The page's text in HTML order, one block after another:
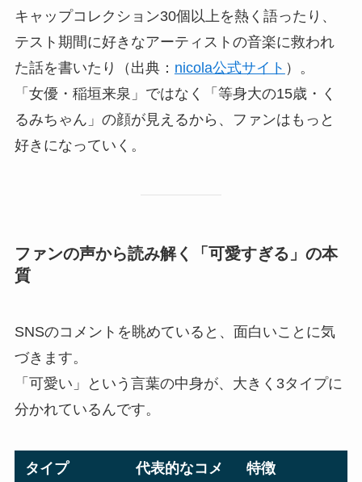
キャップコレクション30個以上を熱く語ったり、
テスト期間に好きなアーティストの音楽に救われ
た話を書いたり（出典： nicola公式サイト ）。
「女優・稲垣来泉」ではなく「等身大の15歳・く
るみちゃん」の顔が見えるから、ファンはもっと
好きになっていく。
ファンの声から読み解く「可愛すぎる」の本
質
SNSのコメントを眺めていると、面白いことに気
づきます。
「可愛い」という言葉の中身が、大きく3タイプに
分かれているんです。
タイプ
代表的なコメ
特徴